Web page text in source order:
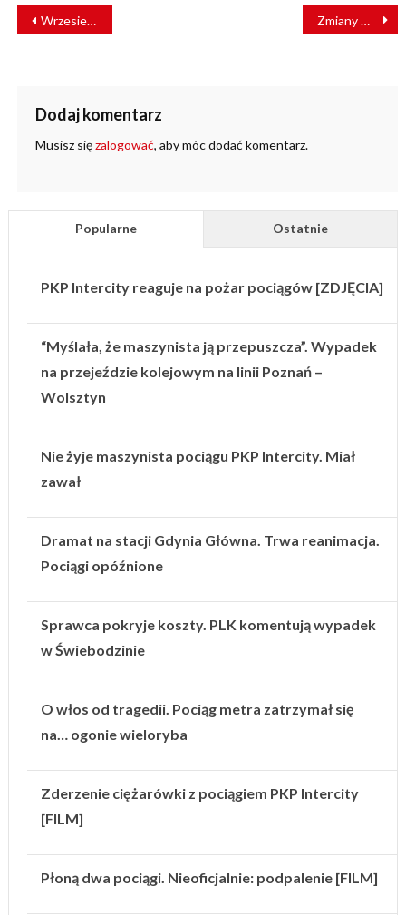
NAWIGACJA
WPISU
Wrzesień zaraz po maju. UTK przedstawiło nowe wyniki przewozowe Zmiany w Zarządzie spółki PKP SKM w Trójmieście
Dodaj komentarz
Musisz sięzalogować, aby móc dodać komentarz.
Popularne Ostatnie
PKP Intercity reaguje na pożar pociągów [ZDJĘCIA]
“Myślała, że maszynista ją przepuszcza”. Wypadek
na przejeździe kolejowym na linii Poznań –
Wolsztyn
Nie żyje maszynista pociągu PKP Intercity. Miał
zawał
Dramat na stacji Gdynia Główna. Trwa reanimacja.
Pociągi opóźnione
Sprawca pokryje koszty. PLK komentują wypadek
w Świebodzinie
O włos od tragedii. Pociąg metra zatrzymał się
na… ogonie wieloryba
Zderzenie ciężarówki z pociągiem PKP Intercity
[FILM]
Płoną dwa pociągi. Nieoficjalnie: podpalenie [FILM]